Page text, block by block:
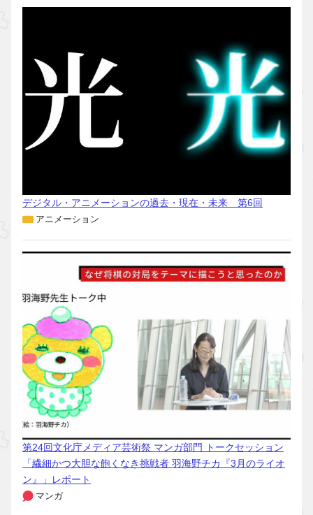
デジタル・アニメーションの過去・現在・未来 第6回
アニメーション
第24回文化庁メディア芸術祭 マンガ部門 トークセッション
「繊細かつ大胆な飽くなき挑戦者 羽海野チカ『3月のライオ
ン』」レポート
マンガ